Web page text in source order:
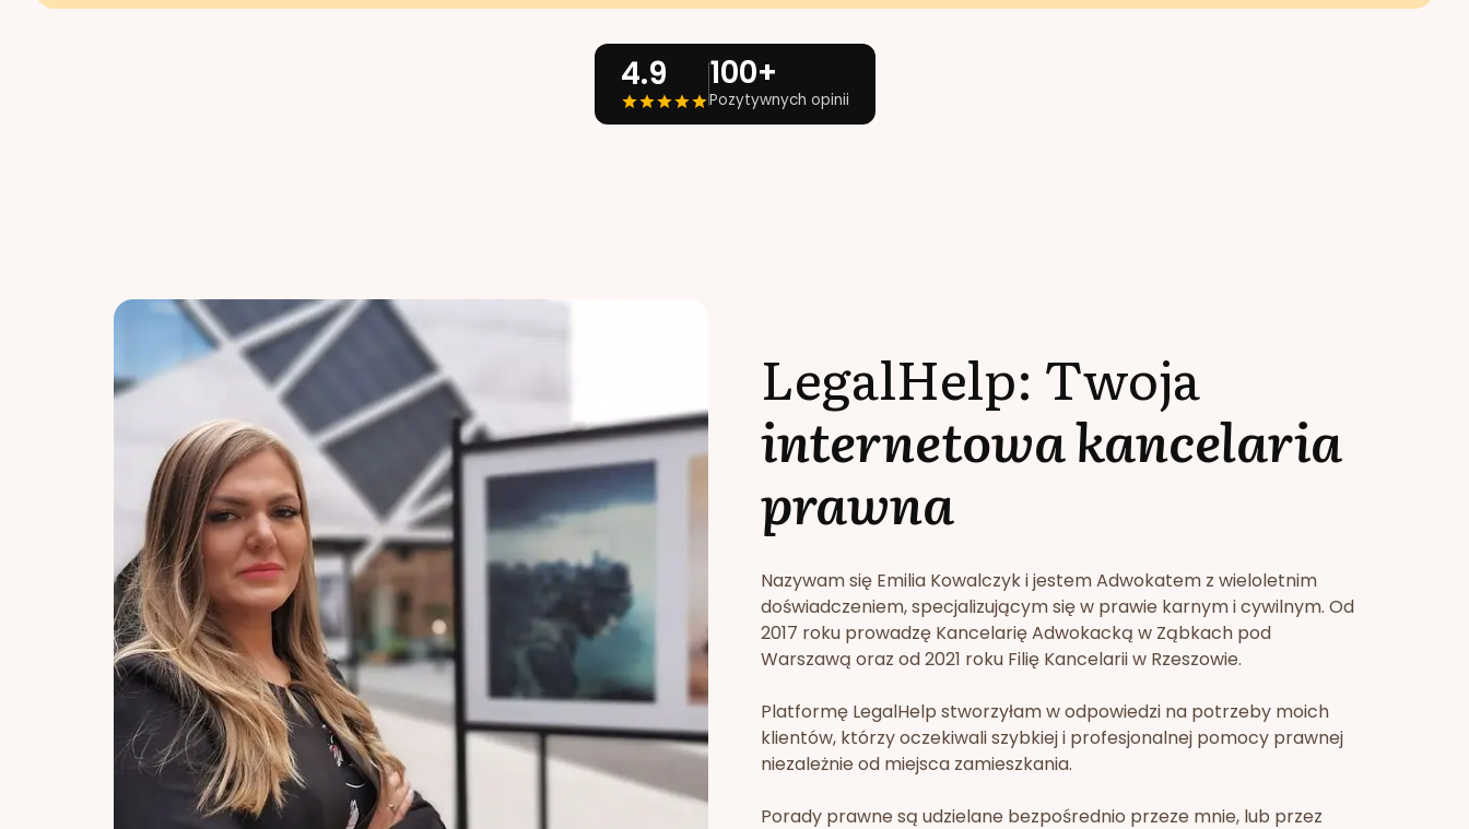
4.9 100+
Pozytywnych opinii
LegalHelp: Twoja
internetowa kancelaria
prawna
Nazywam się Emilia Kowalczyk i jestem Adwokatem z wieloletnim
doświadczeniem, specjalizującym się w prawie karnym i cywilnym. Od
2017 roku prowadzę Kancelarię Adwokacką w Ząbkach pod
Warszawą oraz od 2021 roku Filię Kancelarii w Rzeszowie.
Platformę LegalHelp stworzyłam w odpowiedzi na potrzeby moich
klientów, którzy oczekiwali szybkiej i profesjonalnej pomocy prawnej
niezależnie od miejsca zamieszkania.
Porady prawne są udzielane bezpośrednio przeze mnie, lub przez